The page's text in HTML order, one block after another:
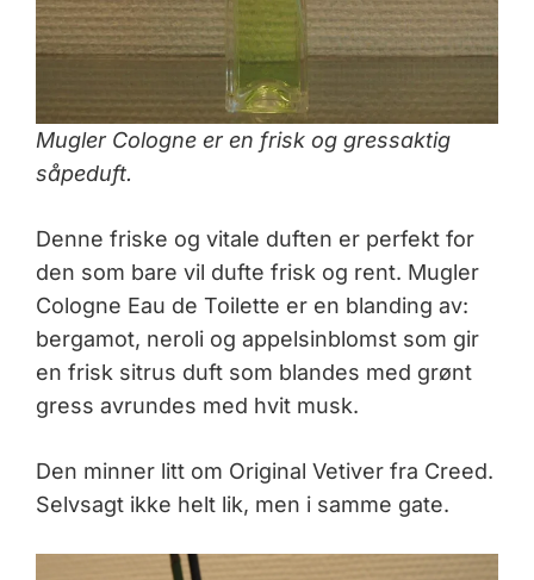
Mugler Cologne er en frisk og gressaktig
såpeduft.
Denne friske og vitale duften er perfekt for
den som bare vil dufte frisk og rent. Mugler
Cologne Eau de Toilette er en blanding av:
bergamot, neroli og appelsinblomst som gir
en frisk sitrus duft som blandes med grønt
gress avrundes med hvit musk.
Den minner litt om Original Vetiver fra Creed.
Selvsagt ikke helt lik, men i samme gate.